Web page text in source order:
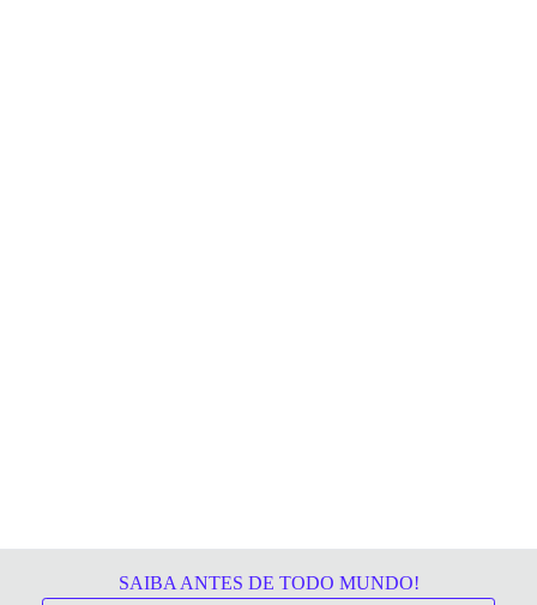
SAIBA ANTES DE TODO MUNDO!